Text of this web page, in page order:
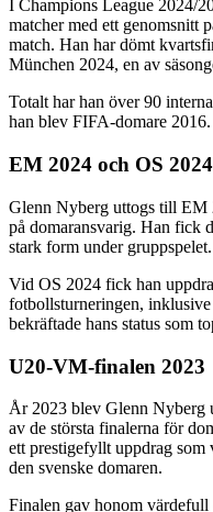
I Champions League 2024/
matcher med ett genomsnitt
match. Han har dömt
München 2024, en av
Totalt har han över 90
han blev FIFA-domare 2016.
EM 2024 och OS 2024
Glenn Nyberg uttogs till EM
på domaransvarig. Han fick
stark form under gruppspelet.
Vid OS 2024 fick han
fotbollsturneringen,
bekräftade hans status som
U20-VM-finalen 2023
År 2023 blev Glenn Nyberg
av de största finalerna för
ett prestigefyllt uppdrag
den svenske domaren.
Finalen gav honom värdefull